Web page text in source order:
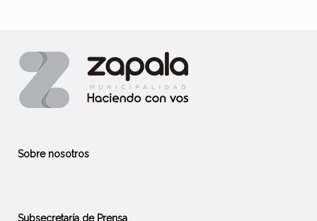
Sobre nosotros
Subsecretaría de Prensa